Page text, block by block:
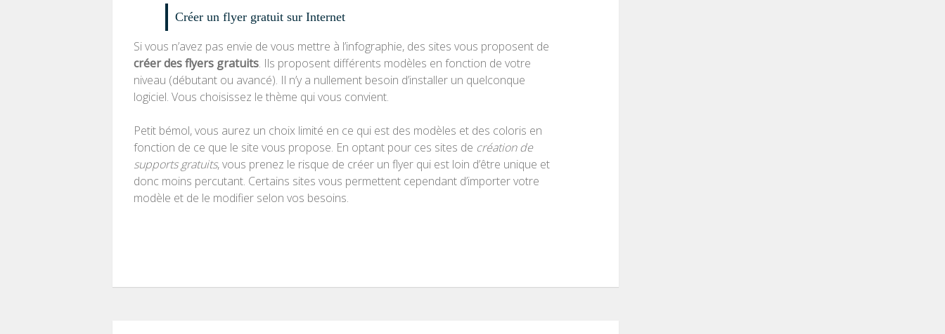
Créer un flyer gratuit sur Internet
Si vous n’avez pas envie de vous mettre à l’infographie, des sites vous proposent de
créer des flyers gratuits. Ils proposent différents modèles en fonction de votre
niveau (débutant ou avancé). Il n’y a nullement besoin d’installer un quelconque
logiciel. Vous choisissez le thème qui vous convient.
Petit bémol, vous aurez un choix limité en ce qui est des modèles et des coloris en
fonction de ce que le site vous propose. En optant pour ces sites de création de
supports gratuits, vous prenez le risque de créer un flyer qui est loin d’être unique et
donc moins percutant. Certains sites vous permettent cependant d’importer votre
modèle et de le modifier selon vos besoins.